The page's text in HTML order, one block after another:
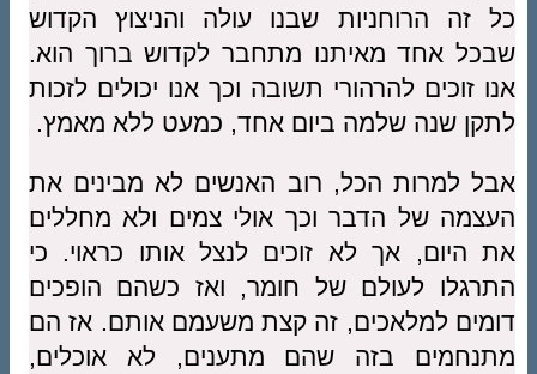
כל זה הרוחניות שבנו עולה והניצוץ הקדוש
שבכל אחד מאיתנו מתחבר לקדוש ברוך הוא.
אנו זוכים להרהורי תשובה וכך אנו יכולים לזכות
לתקן שנה שלמה ביום אחד, כמעט ללא מאמץ.
אבל למרות הכל, רוב האנשים לא מבינים את
העצמה של הדבר וכך אולי צמים ולא מחללים
את היום, אך לא זוכים לנצל אותו כראוי. כי
התרגלו לעולם של חומר, ואז כשהם הופכים
דומים למלאכים, זה קצת משעמם אותם. אז הם
מתנחמים בזה שהם מתענים, לא אוכלים,